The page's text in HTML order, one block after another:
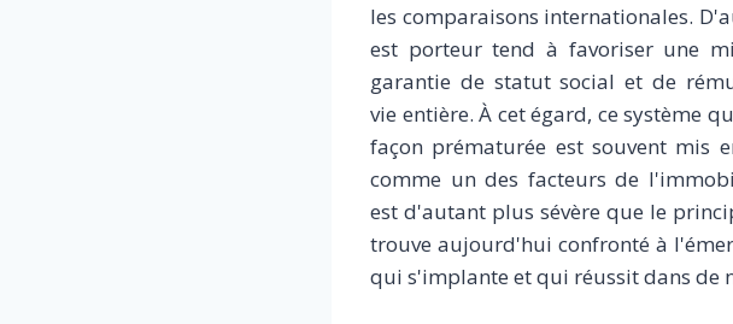
les comparaisons internationales.
est porteur tend à favoriser une
garantie de statut social et de
vie entière. À cet égard, ce système
façon prématurée est souvent mis
comme un des facteurs de
est d'autant plus sévère que le
trouve aujourd'hui confronté à
qui s'implante et qui réussit dans de